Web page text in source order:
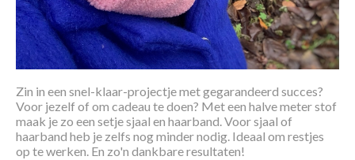
Zin in een snel-klaar-projectje met gegarandeerd succes?
Voor jezelf of om cadeau te doen? Met een halve meter stof
maak je zo een setje sjaal en haarband. Voor sjaal of
haarband heb je zelfs nog minder nodig. Ideaal om restjes
op te werken. En zo'n dankbare resultaten!